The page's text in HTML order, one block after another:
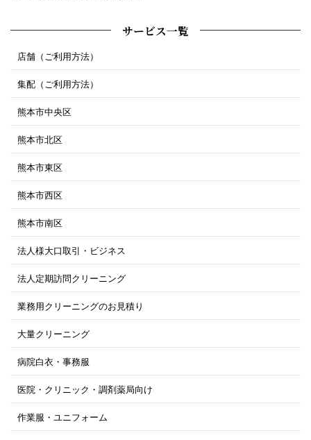
サービス一覧
店舗（ご利用方法）
集配（ご利用方法）
熊本市中央区
熊本市北区
熊本市東区
熊本市西区
熊本市南区
法人様大口取引・ビジネス
法人定期訪問クリーニング
業務用クリーニングのお見積り
大量クリーニング
病院白衣・事務服
医院・クリニック・調剤薬局向け
作業服・ユニフォーム